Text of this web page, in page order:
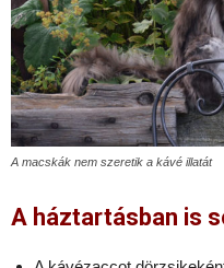
A macskák nem szeretik a kávé illatát
A háztartásban is